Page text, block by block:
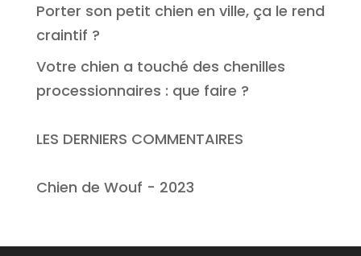
Porter son petit chien en ville, ça le rend
craintif ?
Votre chien a touché des chenilles
processionnaires : que faire ?
LES DERNIERS COMMENTAIRES
Chien de Wouf - 2023